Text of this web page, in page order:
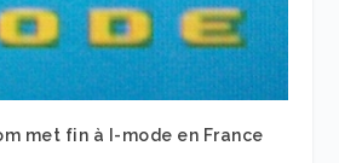
met fin à I-mode en France